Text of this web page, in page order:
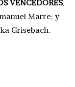
VENCEDORES,
Marre; y
Grisebach.